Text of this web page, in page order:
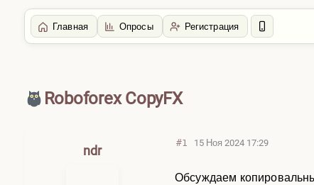
Главная Опросы Регистрация
Главная / Пропы, ПАММ, Копи Счета
Roboforex CopyFX
ndr
#1 15 Ноя 2024 17:29
Обсуждаем